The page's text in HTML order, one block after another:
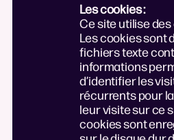
Les cookies :
Ce site utilise
Les cookies sont
fichiers texte
informations
d’identifier les
récurrents pour
leur visite sur ce
cookies sont